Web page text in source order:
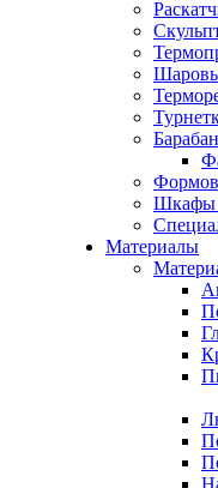
Шкафы
Материалы